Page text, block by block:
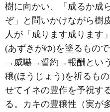
樹に向かい、「成るか成
ぞ」と問いかけながら樹
人が「成ります成ります
(あずきがゆ)を塗るもの
→威嚇→誓約→報酬とい
穣(ほうじょう)を祈るも
せてイネの豊作を予祝す
る。カキの豊穣性（実が